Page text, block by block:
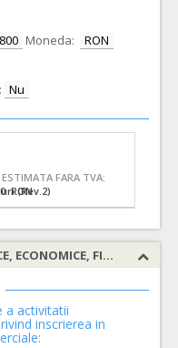
Moneda: RON
Nu
(Rev.2)
FARA TVA:
RON
SECTIUNEA III: INFORMATII JURIDICE, ECONOMICE, FINANCIARE SI TEHNICE
a activitatii
inscrierea in